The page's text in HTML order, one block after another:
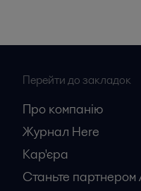
Перейти до закладок
Про компанію
Журнал Here
Кар'єрa
Станьте партнером